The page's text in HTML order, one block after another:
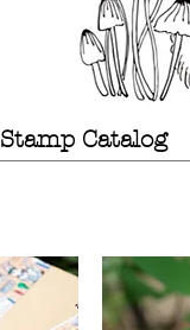
Stamp Catalog